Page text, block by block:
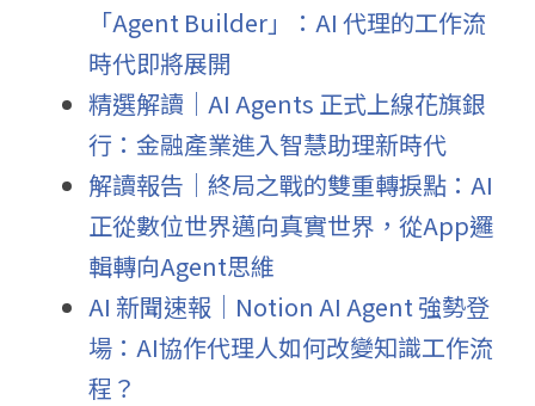
「Agent Builder」：AI 代理的工作流
時代即將展開
精選解讀｜AI Agents 正式上線花旗銀
行：金融產業進入智慧助理新時代
解讀報告｜終局之戰的雙重轉捩點：AI
正從數位世界邁向真實世界，從App邏
輯轉向Agent思維
AI 新聞速報｜Notion AI Agent 強勢登
場：AI協作代理人如何改變知識工作流
程？